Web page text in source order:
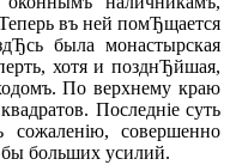
въ ней помЂщается
была монастырская
хотя и позднЂйшая,
По верхнему краю
Последнiе суть
сожаленiю, совершенно
больших усилий.